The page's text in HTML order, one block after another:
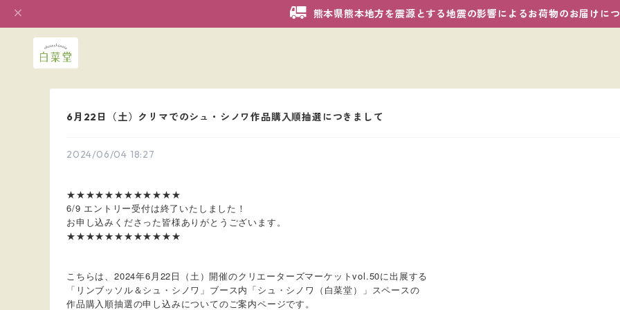
熊本県熊本地方を震源とする地震の影響によるお荷物のお届けに
6月22日（土）クリマでのシュ・シノワ作品購入順抽選につきまして
2024/06/04 18:27
★★★★★★★★★★★★
6/9 エントリー受付は終了いたしました！
お申し込みくださった皆様ありがとうございます。
★★★★★★★★★★★★
こちらは、2024年6月22日（土）開催のクリエーターズマーケットvol.50に出展する
「リンブッソル＆シュ・シノワ」ブース内「シュ・シノワ（白菜堂）」スペースの
作品購入順抽選の申し込みについてのご案内ページです。